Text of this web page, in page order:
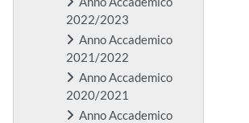
2022/2023
Anno Accademico
2021/2022
Anno Accademico
2020/2021
Anno Accademico